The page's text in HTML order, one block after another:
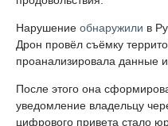
Нарушение обнаружили в
Дрон провёл съёмку
проанализировала данные
После этого она
уведомление владельцу
цифрового привета стало